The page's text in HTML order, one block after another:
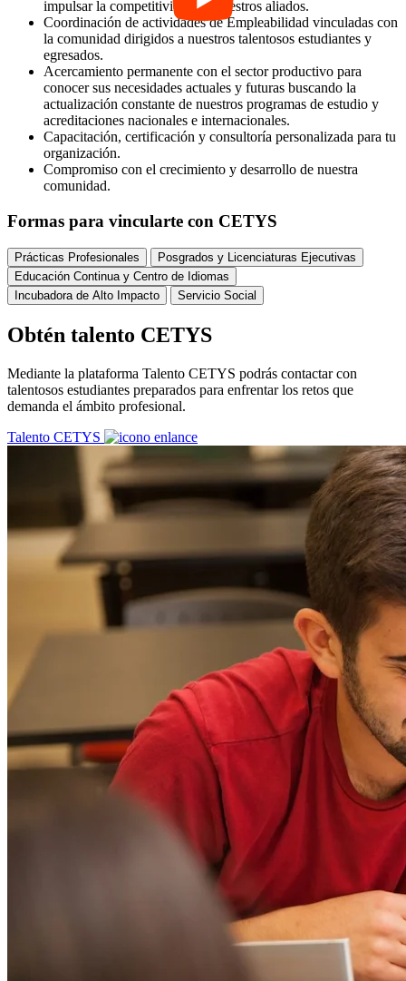
impulsar la competitividad de nuestros aliados.
Coordinación de actividades de Empleabilidad vinculadas con
la comunidad dirigidos a nuestros talentosos estudiantes y
egresados.
Acercamiento permanente con el sector productivo para
conocer sus necesidades actuales y futuras buscando la
actualización constante de nuestros programas de estudio y
acreditaciones nacionales e internacionales.
Capacitación, certificación y consultoría personalizada para tu
organización.
Compromiso con el crecimiento y desarrollo de nuestra
comunidad.
Formas para vincularte con CETYS
Prácticas Profesionales
Posgrados y Licenciaturas Ejecutivas
Educación Continua y Centro de Idiomas
Incubadora de Alto Impacto
Servicio Social
Obtén talento CETYS
Mediante la plataforma Talento CETYS podrás contactar con
talentosos estudiantes preparados para enfrentar los retos que
demanda el ámbito profesional.
Talento CETYS